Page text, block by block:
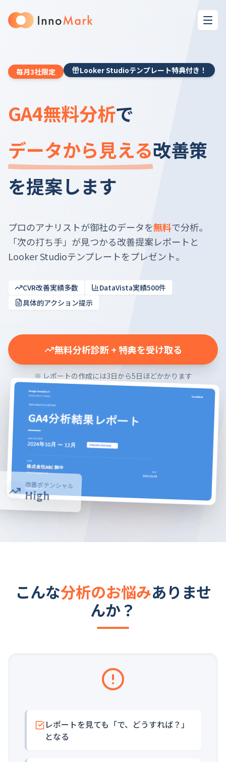
毎月3社限定 Looker Studioテンプレート特典付き！
GA4無料分析で
データから見える改善策
を提案します
プロのアナリストが御社のデータを無料で分析。
「次の打ち手」が見つかる改善提案レポートと
Looker Studioテンプレートをプレゼント。
CVR改善実績多数
DataVista実績500件
具体的アクション提示
無料分析診断 + 特典を受け取る
※ レポートの作成には3日から5日ほどかかります
改善ポテンシャル
High
こんな分析のお悩みありませ
んか？
レポートを見ても「で、どうすれば？」
となる